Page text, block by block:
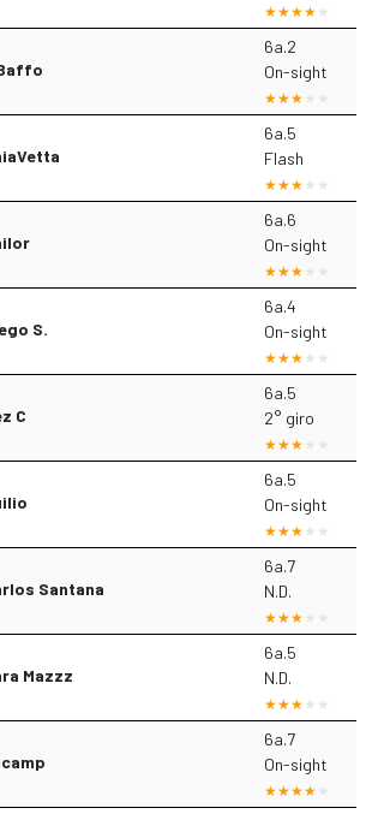
6a.2
On-sight
6a.5
Flash
6a.6
On-sight
S.
6a.4
On-sight
C
6a.5
2° giro
6a.5
On-sight
Santana
6a.7
N.D.
Mazzz
6a.5
N.D.
6a.7
On-sight